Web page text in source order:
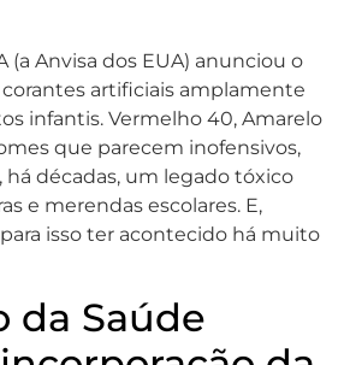
(a Anvisa dos EUA) anunciou o
artificiais amplamente
infantis. Vermelho 40, Amarelo
que parecem inofensivos,
há décadas, um legado tóxico
e merendas escolares. E,
isso ter acontecido há muito
da Saúde